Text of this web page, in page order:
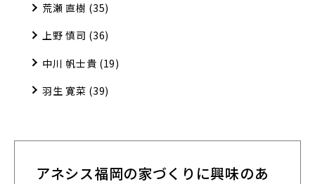
荒瀬 直樹 (35)
上野 慎司 (36)
中川 帆士貴 (19)
羽生 寛菜 (39)
アネシス福岡の家づくりに興味のあ